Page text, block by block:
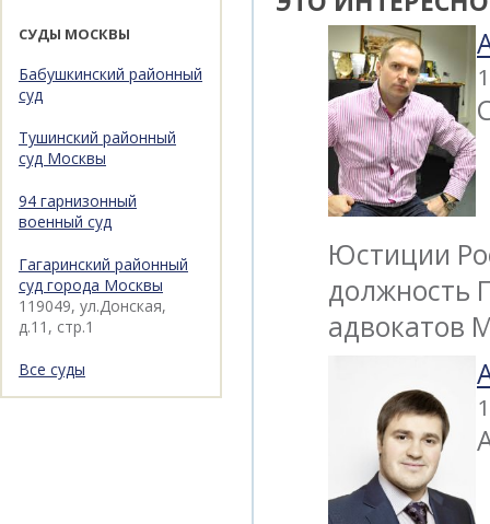
Юстиции
должность
адвокатов
СУДЫ МОСКВЫ
Бабушкинский районный
суд
Тушинский районный
суд Москвы
94 гарнизонный
военный суд
Гагаринский районный
суд города Москвы
119049, ул.Донская,
д.11, стр.1
Все суды